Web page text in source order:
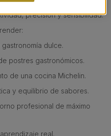
de la experiencia
precisión y sensibilidad.
dulce.
postres gastronómicos.
de una cocina Michelin.
y equilibrio de sabores.
profesional de máximo
real.